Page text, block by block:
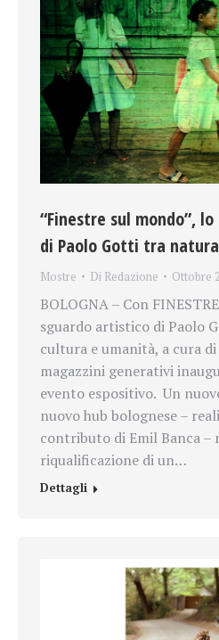
“Finestre sul mondo”,
di Paolo Gotti tra
Mostre Di Redazione Ottobre
BOLOGNA – Con
sguardo artistico di Paolo
cultura e umanità, a cura
magazzini generativi
evento espositivo. Un
nuovo hub bolognese –
contributo di Emil Banca –
riqualificazione di un…
Dettagli